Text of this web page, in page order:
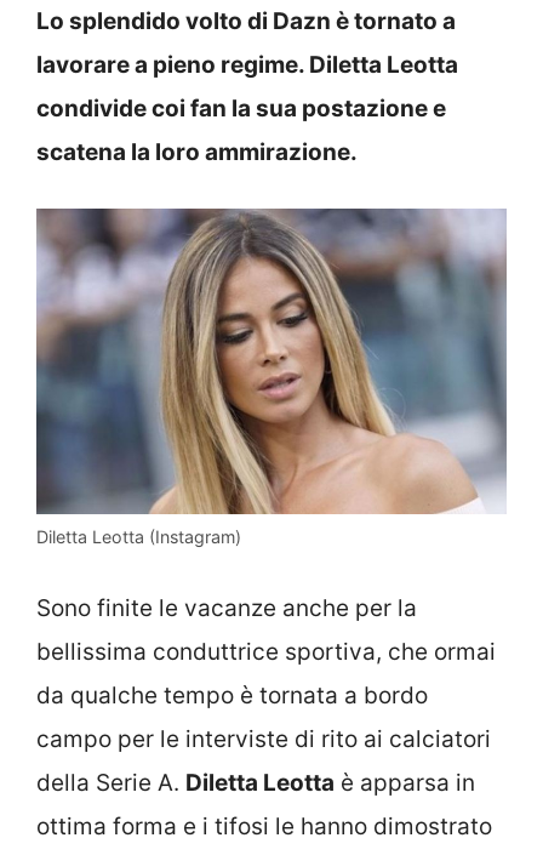
Lo splendido volto di Dazn è tornato a
lavorare a pieno regime. Diletta Leotta
condivide coi fan la sua postazione e
scatena la loro ammirazione.
Diletta Leotta (Instagram)
Sono finite le vacanze anche per la
bellissima conduttrice sportiva, che ormai
da qualche tempo è tornata a bordo
campo per le interviste di rito ai calciatori
della Serie A. Diletta Leotta è apparsa in
ottima forma e i tifosi le hanno dimostrato